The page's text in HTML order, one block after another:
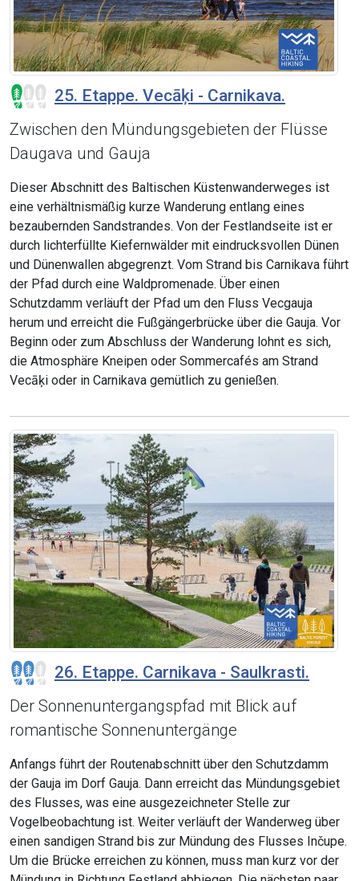
25. Etappe. Vecāķi - Carnikava.
Zwischen den Mündungsgebieten der Flüsse
Daugava und Gauja
Dieser Abschnitt des Baltischen Küstenwanderweges ist
eine verhältnismäßig kurze Wanderung entlang eines
bezaubernden Sandstrandes. Von der Festlandseite ist er
durch lichterfüllte Kiefernwälder mit eindrucksvollen Dünen
und Dünenwallen abgegrenzt. Vom Strand bis Carnikava führt
der Pfad durch eine Waldpromenade. Über einen
Schutzdamm verläuft der Pfad um den Fluss Vecgauja
herum und erreicht die Fußgängerbrücke über die Gauja. Vor
Beginn oder zum Abschluss der Wanderung lohnt es sich,
die Atmosphäre Kneipen oder Sommercafés am Strand
Vecāķi oder in Carnikava gemütlich zu genießen.
26. Etappe. Carnikava - Saulkrasti.
Der Sonnenuntergangspfad mit Blick auf
romantische Sonnenuntergänge
Anfangs führt der Routenabschnitt über den Schutzdamm
der Gauja im Dorf Gauja. Dann erreicht das Mündungsgebiet
des Flusses, was eine ausgezeichneter Stelle zur
Vogelbeobachtung ist. Weiter verläuft der Wanderweg über
einen sandigen Strand bis zur Mündung des Flusses Inčupe.
Um die Brücke erreichen zu können, muss man kurz vor der